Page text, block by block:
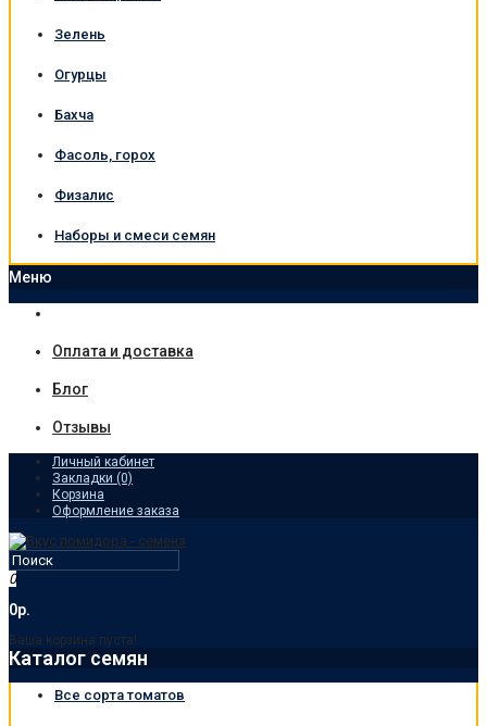
Зелень
Огурцы
Бахча
Фасоль, горох
Физалис
Наборы и смеси семян
Меню
Оплата и доставка
Блог
Отзывы
Личный кабинет
Закладки (0)
Корзина
Оформление заказа
0
0р.
Ваша корзина пуста!
Каталог семян
Все сорта томатов